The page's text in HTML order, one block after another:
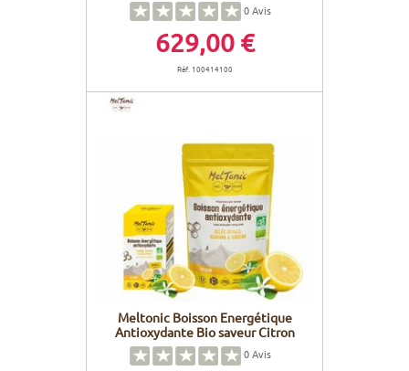
0Avis
629,00 €
Réf. 100414100
Meltonic Boisson Energétique
Antioxydante Bio saveur Citron
0Avis